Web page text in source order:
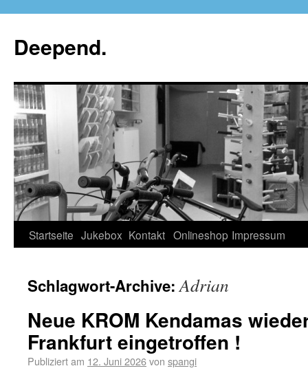
Deepend.
Startseite Jukebox Kontakt Onlineshop Impressum
Schlagwort-Archive:Adrian
Neue KROM Kendamas
Frankfurt eingetroffen !
Publiziert am 12. Juni 2026von spangi